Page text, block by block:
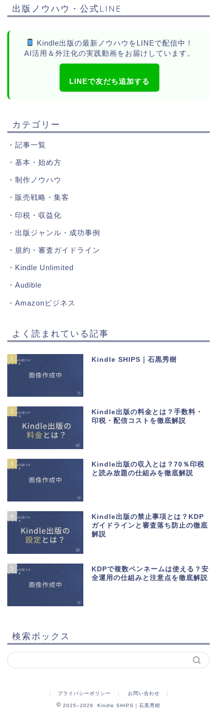
出版ノウハウ・公式LINE
Kindle出版の最新ノウハウをLINEで配信中！
AI活用＆外注化の実践動画をお届けしています。
LINEで友だち追加する
カテゴリー
・ 記事一覧
・ 基本・始め方
・ 制作ノウハウ
・ 販売戦略・集客
・ 印税・収益化
・ 出版ジャンル・成功事例
・ 規約・審査ガイドライン
・ Kindle Unlimited
・ Audible
・ Amazonビジネス
よく読まれている記事
1 Kindle SHIPS｜石黒秀樹
2
Kindle出版の料金とは？手数料・
印税・配信コストを徹底解説
3
Kindle出版の収入とは？70％印税
と読み放題の仕組みを徹底解説
4
Kindle出版の禁止事項とは？KDP
ガイドラインと審査落ち防止の徹底
解説
5
KDPで複数ペンネームは使える？安
全運用の仕組みと注意点を徹底解説
検索ボックス
プライバシーポリシー お問い合わせ
2025–2026 Kindle SHIPS｜石黒秀樹